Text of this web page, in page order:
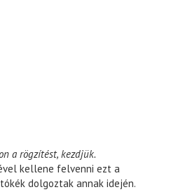
a rögzítést, kezdjük.
kellene felvenni ezt a
dolgoztak annak idején.